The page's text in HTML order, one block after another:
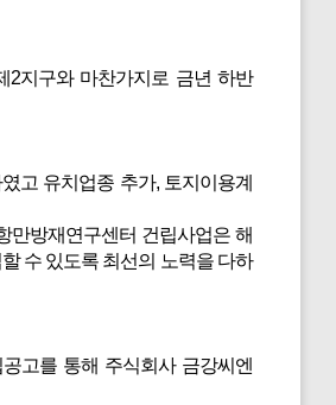
2지구와 마찬가지로 금년 하반
고 유치업종 추가, 토지이용계
만방재연구센터 건립사업은 해
수 있도록 최선의 노력을 다하
고를 통해 주식회사 금강씨엔